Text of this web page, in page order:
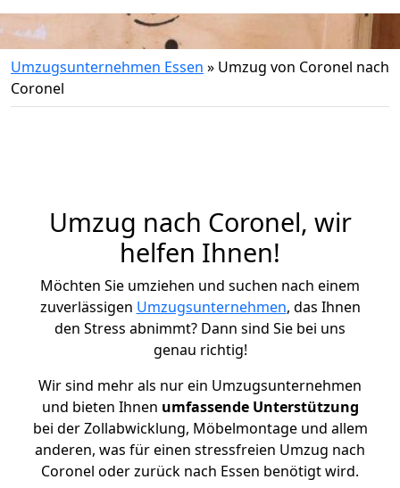
Umzugsunternehmen Essen » Umzug von Coronel nach
Coronel
Umzug nach Coronel, wir
helfen Ihnen!
Möchten Sie umziehen und suchen nach einem
zuverlässigen Umzugsunternehmen, das Ihnen
den Stress abnimmt? Dann sind Sie bei uns
genau richtig!
Wir sind mehr als nur ein Umzugsunternehmen
und bieten Ihnen umfassende Unterstützung
bei der Zollabwicklung, Möbelmontage und allem
anderen, was für einen stressfreien Umzug nach
Coronel oder zurück nach Essen benötigt wird.